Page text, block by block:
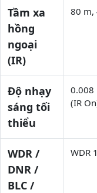
Tầm xa
hồng
ngoại
(IR)
80 m,
Độ nhạy
sáng tối
thiểu
0.008
(IR
WDR /
DNR /
BLC /
WDR